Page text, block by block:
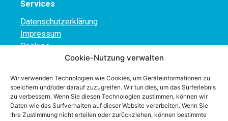
Cookie-Nutzung verwalten
Wir verwenden Technologien wie Cookies, um Geräteinformationen zu
speichern und/oder darauf zuzugreifen. Wir tun dies, um das Surferlebnis
zu verbessern. Wenn Sie diesen Technologien zustimmen, können wir
Daten wie das Surfverhalten auf dieser Website verarbeiten. Wenn Sie
Ihre Zustimmung nicht erteilen oder zurückziehen, können bestimmte
Services
Datenschutzerklärung
Impressum
Cookies
Navigation
Abo für Abonnementverwaltung
Advert für Anzeigenverwaltung